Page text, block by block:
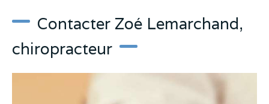
Contacter Zoé Lemarchand,
chiropracteur